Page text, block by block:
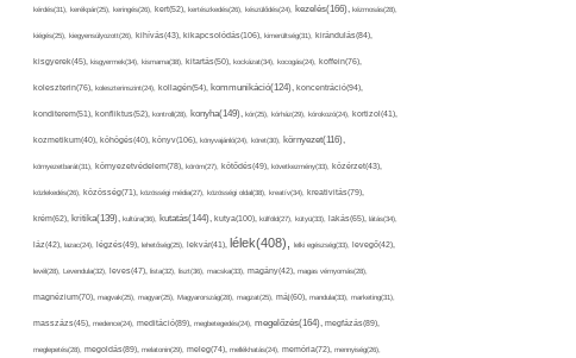
kérdés(31), kerékpár(25), keringés(26), kert(52), kertészkedés(26), készülődés(24), kezelés(166), kézmosás(28),
kiégés(25), kiegyensúlyozott(26), kihívás(43), kikapcsolódás(106), kimerültség(31), kirándulás(84),
kisgyerek(45), kisgyermek(34), kismama(38), kitartás(50), kockázat(34), kocogás(24), koffein(76),
koleszterin(76), koleszterinszint(24), kollagén(54), kommunikáció(124), koncentráció(94),
konditerem(51), konfliktus(52), kontroll(28), konyha(149), kór(25), kórház(29), kórokozó(24), kortizol(41),
kozmetikum(40), köhögés(40), könyv(106), könyvajánló(24), köret(30), környezet(116),
környezetbarát(31), környezetvédelem(78), köröm(27), kötődés(49), következmény(33), közérzet(43),
közlekedés(26), közösség(71), közösségi média(27), közösségi oldal(38), kreatív(34), kreativitás(79),
krém(62), kritika(139), kultúra(36), kutatás(144), kutya(100), külföld(27), kütyü(33), lakás(65), látás(34),
láz(42), lazac(24), légzés(49), lehetőség(25), lekvár(41), lélek(408), lelki egészség(33), levegő(42),
levél(28), Levendula(32), leves(47), lista(32), liszt(36), macska(33), magány(42), magas vérnyomás(28),
magnézium(70), magvak(25), magyar(25), Magyarország(28), magzat(25), máj(60), mandula(33), marketing(31),
masszázs(45), medence(24), meditáció(89), megbetegedés(24), megelőzés(164), megfázás(89),
meglepetés(28), megoldás(89), melatonin(29), meleg(74), mellékhatás(24), memória(72), mennyiség(26),